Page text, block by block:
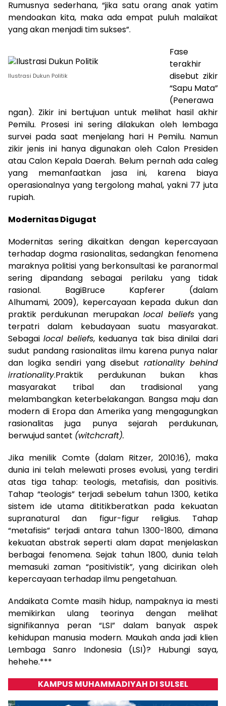
Rumusnya sederhana, “jika satu orang anak yatim
mendoakan kita, maka ada empat puluh malaikat
yang akan menjadi tim sukses”.
Ilustrasi Dukun Politik
Fase
terakhir
disebut zikir
“Sapu Mata”
(Penerawa
ngan). Zikir ini bertujuan untuk melihat hasil akhir
Pemilu. Prosesi ini sering dilakukan oleh lembaga
survei pada saat menjelang hari H Pemilu. Namun
zikir jenis ini hanya digunakan oleh Calon Presiden
atau Calon Kepala Daerah. Belum pernah ada caleg
yang memanfaatkan jasa ini, karena biaya
operasionalnya yang tergolong mahal, yakni 77 juta
rupiah.
Modernitas Digugat
Modernitas sering dikaitkan dengan kepercayaan
terhadap dogma rasionalitas, sedangkan fenomena
maraknya politisi yang berkonsultasi ke paranormal
sering dipandang sebagai perilaku yang tidak
rasional. BagiBruce Kapferer (dalam
Alhumami, 2009), kepercayaan kepada dukun dan
praktik perdukunan merupakanlocal beliefsyang
terpatri dalam kebudayaan suatu masyarakat.
Sebagailocal beliefs, keduanya tak bisa dinilai dari
sudut pandang rasionalitas ilmu karena punya nalar
dan logika sendiri yang disebut rationality behind
irrationality.Praktik perdukunan bukan khas
masyarakat tribal dan tradisional yang
melambangkan keterbelakangan. Bangsa maju dan
modern di Eropa dan Amerika yang mengagungkan
rasionalitas juga punya sejarah perdukunan,
berwujud santet (witchcraft).
Jika menilik Comte (dalam Ritzer, 2010:16), maka
dunia ini telah melewati proses evolusi, yang terdiri
atas tiga tahap: teologis, metafisis, dan positivis.
Tahap “teologis” terjadi sebelum tahun 1300, ketika
sistem ide utama dititikberatkan pada kekuatan
supranatural dan figur-figur religius. Tahap
“metafisis” terjadi antara tahun 1300-1800, dimana
kekuatan abstrak seperti alam dapat menjelaskan
berbagai fenomena. Sejak tahun 1800, dunia telah
memasuki zaman “positivistik”, yang dicirikan oleh
kepercayaan terhadap ilmu pengetahuan.
Andaikata Comte masih hidup, nampaknya ia mesti
memikirkan ulang teorinya dengan melihat
signifikannya peran “LSI” dalam banyak aspek
kehidupan manusia modern. Maukah anda jadi klien
Lembaga Sanro Indonesia (LSI)? Hubungi saya,
hehehe.***
KAMPUS MUHAMMADIYAH DI SULSEL